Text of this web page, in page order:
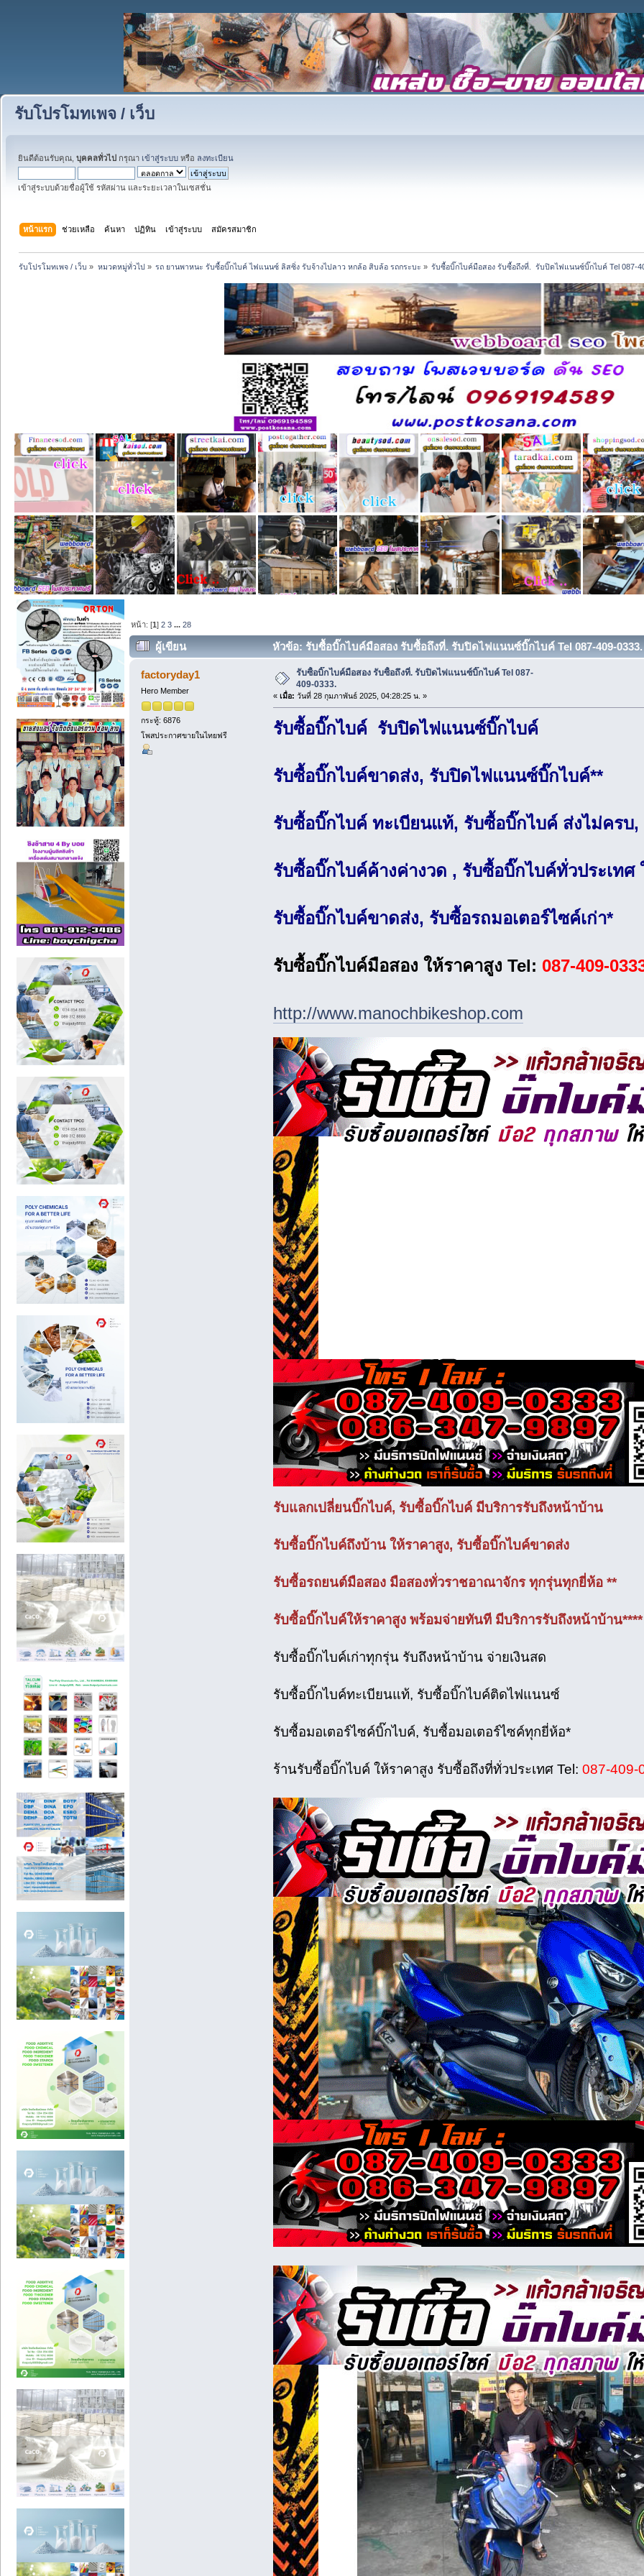
รับโปรโมทเพจ / เว็บ
ยินดีต้อนรับคุณ, บุคคลทั่วไป กรุณา เข้าสู่ระบบ หรือ ลงทะเบียน
เข้าสู่ระบบด้วยชื่อผู้ใช้ รหัสผ่าน และระยะเวลาในเซสชั่น
หน้าแรก ช่วยเหลือ ค้นหา ปฏิทิน เข้าสู่ระบบ สมัครสมาชิก
รับโปรโมทเพจ / เว็บ » หมวดหมู่ทั่วไป» รถ ยานพาหนะ รับซื้อบิ๊กไบค์ ไฟแนนซ์ ลิสซิ่ง รับจ้างไปลาว หกล้อ สิบล้อ รถกระบะ » รับซื้อบิ๊กไบค์มือสอง รับซื้อถึงที่.  รับปิดไฟแนนซ์บิ๊กไบค์ Tel 087-
หน้า: [1]2 3 ...28
ผู้เขียน หัวข้อ: รับซื้อบิ๊กไบค์มือสอง รับซื้อถึงที่. รับปิดไฟแนนซ์บิ๊กไบค์ Tel 087-409-0333.
factoryday1
Hero Member
กระทู้: 6876
โพสประกาศขายในไทยฟรี
รับซื้อบิ๊กไบค์มือสอง รับซื้อถึงที่. รับปิดไฟแนนซ์บิ๊กไบค์ Tel 087-
409-0333.
« เมื่อ: วันที่ 28 กุมภาพันธ์ 2025, 04:28:25 น. »
รับซื้อบิ๊กไบค์ รับปิดไฟแนนซ์บิ๊กไบค์
รับซื้อบิ๊กไบค์ขาดส่ง, รับปิดไฟแนนซ์บิ๊กไบค์**
รับซื้อบิ๊กไบค์ ทะเบียนแท้, รับซื้อบิ๊กไบค์ ส่งไม่ครบ,
รับซื้อบิ๊กไบค์ค้างค่างวด , รับซื้อบิ๊กไบค์ทั่วประเทศ
รับซื้อบิ๊กไบค์ขาดส่ง, รับซื้อรถมอเตอร์ไซค์เก่า‎*
รับซื้อบิ๊กไบค์มือสอง ให้ราคาสูง Tel: 087-409-
http://www.manochbikeshop.com
รับแลกเปลี่ยนบิ๊กไบค์, รับซื้อบิ๊กไบค์ มีบริการรับถึงหน้าบ้าน
รับซื้อบิ๊กไบค์ถึงบ้าน ให้ราคาสูง, รับซื้อบิ๊กไบค์ขาดส่ง
รับซื้อรถยนต์มือสอง มือสองทั่วราชอาณาจักร ทุกรุ่นทุกยี่ห้อ **
รับซื้อบิ๊กไบค์ให้ราคาสูง พร้อมจ่ายทันที มีบริการรับถึงหน้าบ้าน****
รับซื้อบิ๊กไบค์เก่าทุกรุ่น รับถึงหน้าบ้าน จ่ายเงินสด
รับซื้อบิ๊กไบค์ทะเบียนแท้, รับซื้อบิ๊กไบค์ติดไฟแนนซ์
รับซื้อมอเตอร์ไซค์บิ๊กไบค์, รับซื้อมอเตอร์ไซค์ทุกยี่ห้อ*
ร้านรับซื้อบิ๊กไบค์ ให้ราคาสูง รับซื้อถึงที่ทั่วประเทศ Tel: 087-409-